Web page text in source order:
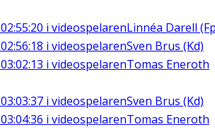
02:55:20 i videospelarenLinnéa Darell
02:56:18 i videospelarenSven Brus (Kd)
03:02:13 i videospelarenTomas Eneroth
03:03:37 i videospelarenSven Brus (Kd)
03:04:36 i videospelarenTomas Eneroth